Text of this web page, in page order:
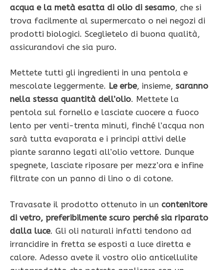
acqua e la metà esatta di olio di sesamo, che si
trova facilmente al supermercato o nei negozi di
prodotti biologici. Sceglietelo di buona qualità,
assicurandovi che sia puro.
Mettete tutti gli ingredienti in una pentola e
mescolate leggermente. Le erbe, insieme, saranno
nella stessa quantità dell’olio. Mettete la
pentola sul fornello e lasciate cuocere a fuoco
lento per venti-trenta minuti, finché l’acqua non
sarà tutta evaporata e i principi attivi delle
piante saranno legati all’olio vettore. Dunque
spegnete, lasciate riposare per mezz’ora e infine
filtrate con un panno di lino o di cotone.
Travasate il prodotto ottenuto in un contenitore
di vetro, preferibilmente scuro perché sia riparato
dalla luce. Gli oli naturali infatti tendono ad
irrancidire in fretta se esposti a luce diretta e
calore. Adesso avete il vostro olio anticellulite